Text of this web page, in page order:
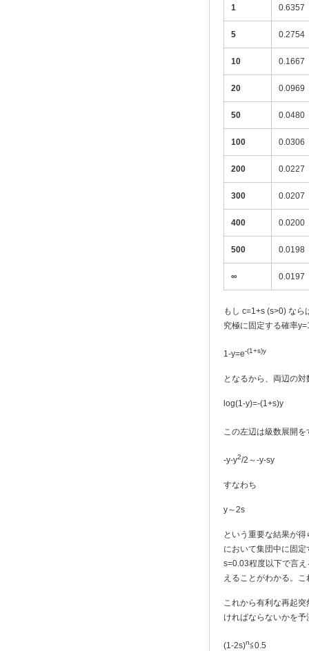
1 0.6357
5 0.2754
10 0.1667
20 0.0969
50 0.0480
100 0.0306
200 0.0227
300 0.0207
400 0.0200
500 0.0198
∞ 0.0197
もし c=1+s (s>0) な
究極に固定する確率
1-y=e-(1+s)y
となるから、両辺の対
log(1-y)=-(1+s)y
この左辺は級数展開を
-y-y2/2～-y-sy
すなわち
y～2s
という重要な結果が
において集団中に固
s=0.03程度以下で言
えることがわかる。
これから有利な再起
ければならないかを
(1-2s)n≦0.5